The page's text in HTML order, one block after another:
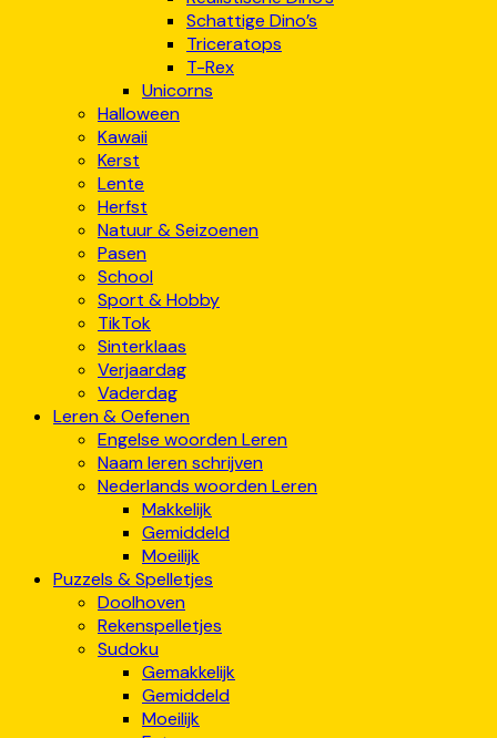
Schattige Dino’s
Triceratops
T-Rex
Unicorns
Halloween
Kawaii
Kerst
Lente
Herfst
Natuur & Seizoenen
Pasen
School
Sport & Hobby
TikTok
Sinterklaas
Verjaardag
Vaderdag
Leren & Oefenen
Engelse woorden Leren
Naam leren schrijven
Nederlands woorden Leren
Makkelijk
Gemiddeld
Moeilijk
Puzzels & Spelletjes
Doolhoven
Rekenspelletjes
Sudoku
Gemakkelijk
Gemiddeld
Moeilijk